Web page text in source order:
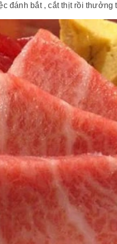
đánh bắt , cắt thịt rồi